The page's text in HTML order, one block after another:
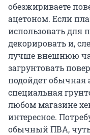
обезжириваете
ацетоном. Если
использовать для
декорировать и,
лучше внешнюю
загрунтовать
подойдет обычная
специальная
любом магазине
интересное.
обычный ПВА,